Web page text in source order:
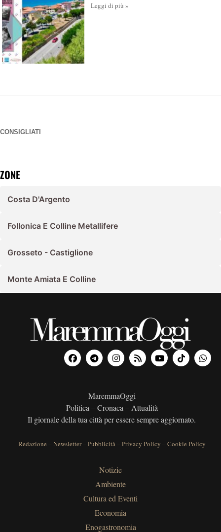
Leggi di più »
CONSIGLIATI
ZONE
Costa D'Argento
Follonica E Colline Metallifere
Grosseto - Castiglione
Monte Amiata E Colline
MaremmaOggi
Politica – Cronaca – Attualità
Il giornale della tua città per essere sempre aggiornato.
Redazione –Newsletter–Pubblicità–Privacy Policy –Cookie Policy
Notizie
Ambiente
Cultura ed Eventi
Economia
Enogastronomia